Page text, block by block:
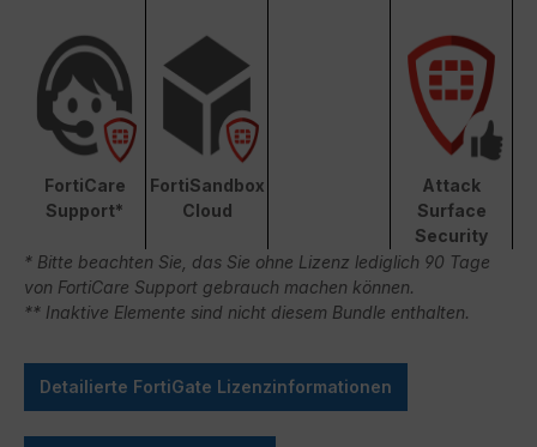
FortiCare
Support*
FortiSandbox
Cloud
Attack
Surface
Security
* Bitte beachten Sie, das Sie ohne Lizenz lediglich 90 Tage
von FortiCare Support gebrauch machen können.
** Inaktive Elemente sind nicht diesem Bundle enthalten.
Detailierte FortiGate Lizenzinformationen